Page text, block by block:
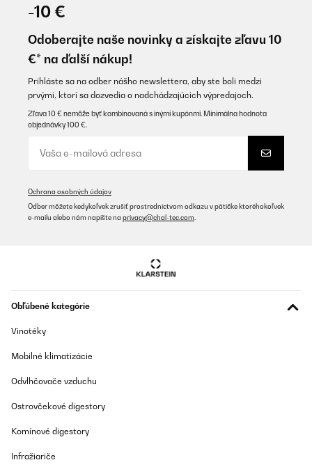
-10 €
Odoberajte naše novinky a získajte zľavu 10
€* na ďalší nákup!
Prihláste sa na odber nášho newslettera, aby ste boli medzi
prvými, ktorí sa dozvedia o nadchádzajúcich výpredajoch.
Zľava 10 € nemôže byť kombinovaná s inými kupónmi. Minimálna hodnota
objednávky 100 €.
Ochrana osobných údajov
Odber môžete kedykoľvek zrušiť prostredníctvom odkazu v pätičke ktoréhokoľvek
e-mailu alebo nám napíšte na privacy@chal-tec.com
Obľúbené kategórie
Vinotéky
Mobilné klimatizácie
Odvlhčovače vzduchu
Ostrovčekové digestory
Komínové digestory
Infražiariče